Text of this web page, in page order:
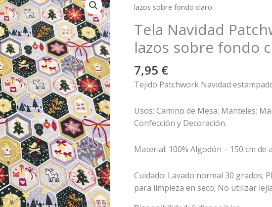
lazos sobre fondo claro
Tela Navidad
lazos sobre fondo
7,95 €
Tejido Patchwork Navidad
Usos: Camino de Mesa; Manteles;
Confección y Decoración.
Material: 100% Algodón – 150 cm de
Cuidado: Lavado normal 30 grados;
para limpieza en seco; No utilizar
Navidad
geometría
y
lazos
sobre
fondo
claro
cantidad